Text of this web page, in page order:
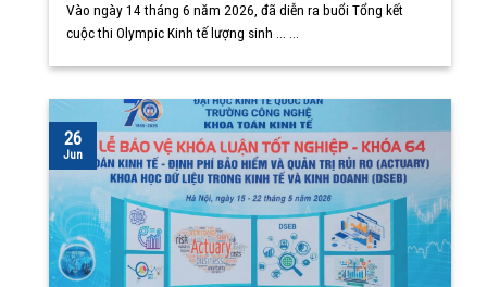
Vào ngày 14 tháng 6 năm 2026, đã diễn ra buổi Tổng kết
cuộc thi Olympic Kinh tế lượng sinh ... ...
26
Jun